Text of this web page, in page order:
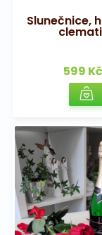
Slunečnice,
599 Kč